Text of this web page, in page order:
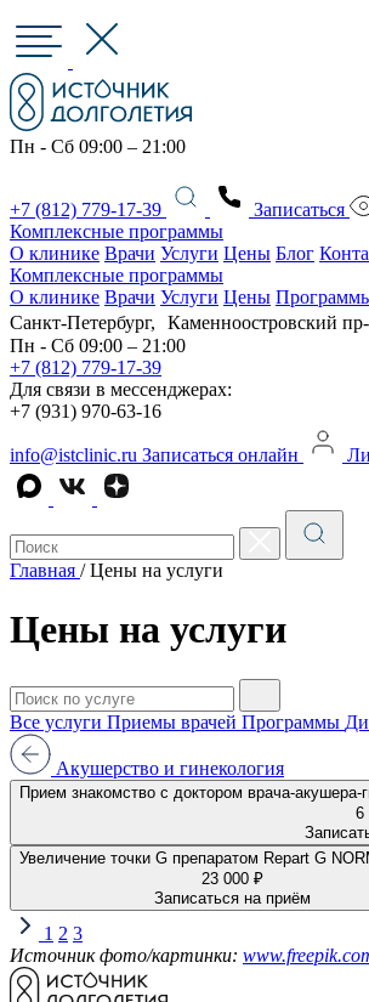
Пн - Сб 09:00 – 21:00
+7 (812) 779-17-39
Записаться
Комплексные программы
О клинике Врачи Услуги Цены Блог
Комплексные программы
О клинике Врачи Услуги Цены
Санкт-Петербург, Каменноостровский
Пн - Сб 09:00 – 21:00
+7 (812) 779-17-39
Для связи в мессенджерах:
+7 (931) 970-63-16
info@istclinic.ru Записаться онлайн
Главная / Цены на услуги
Цены на услуги
Все услуги Приемы врачей Программы
Акушерство и гинекология
Прием знакомство с
6
Увеличение точки G
23 000 ₽
Записаться на приём
1 2 3
Источник фото/картинки: